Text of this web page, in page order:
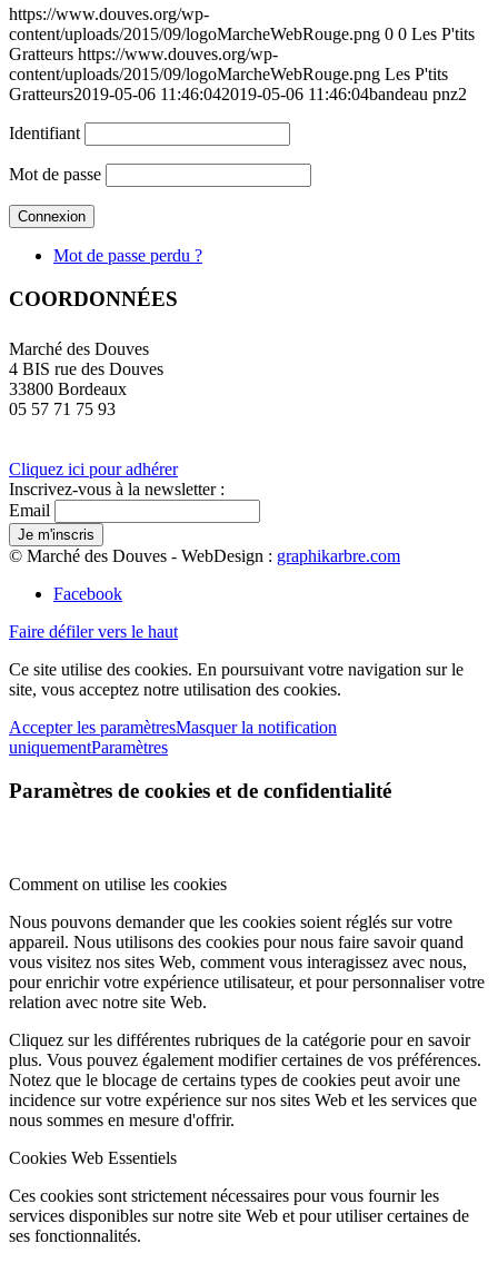
https://www.douves.org/wp-
content/uploads/2015/09/logoMarcheWebRouge.png 0 0 Les P'tits
Gratteurs https://www.douves.org/wp-
content/uploads/2015/09/logoMarcheWebRouge.png Les P'tits
Gratteurs2019-05-06 11:46:042019-05-06 11:46:04bandeau pnz2
Identifiant
Mot de passe
Mot de passe perdu ?
COORDONNÉES
Marché des Douves
4 BIS rue des Douves
33800 Bordeaux
05 57 71 75 93
Cliquez ici pour adhérer
Inscrivez-vous à la newsletter :
Email
© Marché des Douves - WebDesign : graphikarbre.com
Facebook
Faire défiler vers le haut
Ce site utilise des cookies. En poursuivant votre navigation sur le
site, vous acceptez notre utilisation des cookies.
Accepter les paramètresMasquer la notification
uniquementParamètres
Paramètres de cookies et de confidentialité
Comment on utilise les cookies
Nous pouvons demander que les cookies soient réglés sur votre
appareil. Nous utilisons des cookies pour nous faire savoir quand
vous visitez nos sites Web, comment vous interagissez avec nous,
pour enrichir votre expérience utilisateur, et pour personnaliser votre
relation avec notre site Web.
Cliquez sur les différentes rubriques de la catégorie pour en savoir
plus. Vous pouvez également modifier certaines de vos préférences.
Notez que le blocage de certains types de cookies peut avoir une
incidence sur votre expérience sur nos sites Web et les services que
nous sommes en mesure d'offrir.
Cookies Web Essentiels
Ces cookies sont strictement nécessaires pour vous fournir les
services disponibles sur notre site Web et pour utiliser certaines de
ses fonctionnalités.